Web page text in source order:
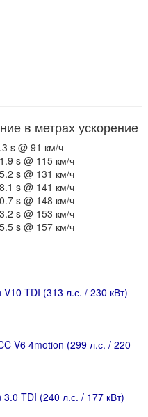
в метрах ускорение
s @ 91 км/ч
s @ 115 км/ч
s @ 131 км/ч
s @ 141 км/ч
s @ 148 км/ч
s @ 153 км/ч
s @ 157 км/ч
TDI (313 л.с. / 230 кВт)
V6 4motion (299 л.с. / 220
TDI (240 л.с. / 177 кВт)